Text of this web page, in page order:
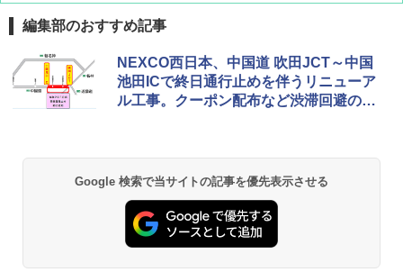
[キャンパーズコレクション 山善] ポップアッ
プテント 傘みたいに広げて畳める パッとサ
ッとサンシェード キューブ フルクローズ メ
ッシュ 簡単設置 ワンタッチテント キャンプ
PYKES PEAK (パイクスピーク) 着替えテン
ト プライバシー テント 【中が透けない】 1
人用 折りたたみ 防災グッズ 災害用トイレ ビ
ーチ ピクニック ポップアップテント 携帯 簡
GRANDOOR ステンレス保冷剤 2個セット 2
026リニューアル 急速冷凍 空間倍増 衛生的
コンパクト 保冷力長持ち
-08EX カーキ ソロキャンプ ポリエステル フ
レーム ドーム型 テント
￥14,800
編集部のおすすめ記事
NEXCO西日本、中国道 吹田JCT～中国
池田ICで終日通行止めを伴うリニューア
ル工事。クーポン配布など渋滞回避の取
Google 検索で当サイトの記事を優先表示させる